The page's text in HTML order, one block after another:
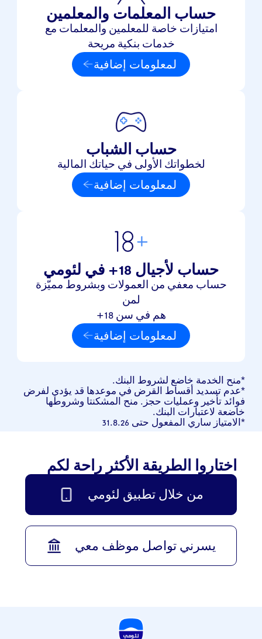
حساب المعلمات والمعلمين
امتيازات خاصة للمعلمين والمعلمات مع
خدمات بنكية مريحة
لمعلومات إضافية
حساب الشباب
لخطواتك الأولى في حياتك المالية
لمعلومات إضافية
حساب لأجيال 18+ في لئومي
حساب معفي من العمولات وبشروط مميّزة
لمن
هم في سن 18+
لمعلومات إضافية
*منح الخدمة خاضع لشروط البنك.
*عدم تسديد أقساط القرض في موعدها قد يؤدي لفرض
فوائد تأخير وعمليات حجز. منح المشكنتا وشروطها
خاضعة لاعتبارات البنك.
*الامتياز ساري المفعول حتى 31.8.26
اختاروا الطريقة الأكثر راحة لكم
من خلال تطبيق لئومي
يسرني تواصل موظف معي